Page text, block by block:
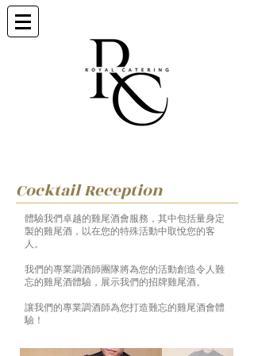
Cocktail Reception
體驗我們卓越的雞尾酒會服務，其中包括量身定
製的雞尾酒，以在您的特殊活動中取悅您的客
人。
我們的專業調酒師團隊將為您的活動創造令人難
忘的雞尾酒體驗，展示我們的招牌雞尾酒。
讓我們的專業調酒師為您打造難忘的雞尾酒會體
驗！